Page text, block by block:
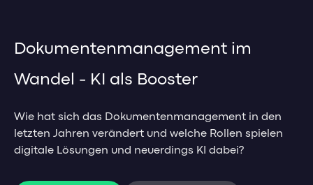
Management-Glossar
Weiterbildungsmanagement
HR-Impulse
Referenzen & Erfolgsstorys
HR-Blog & Whitepaper
Banking-Impulse
Referenzen & Erfolgsstorys
Banking Blog
Webinare & Events
Dokumentenmanagement im
Wandel - KI als Booster
Wie hat sich das Dokumentenmanagement in den
letzten Jahren verändert und welche Rollen spielen
digitale Lösungen und neuerdings KI dabei?